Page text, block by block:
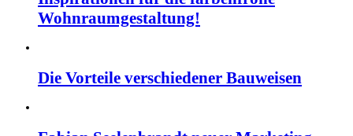
Wohnraumgestaltung!
Die Vorteile verschiedener Bauweisen